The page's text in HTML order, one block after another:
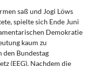
saß und Jogi Löws
spielte sich Ende Juni
Demokratie
kaum zu
Bundestag
(EEG). Nachdem die